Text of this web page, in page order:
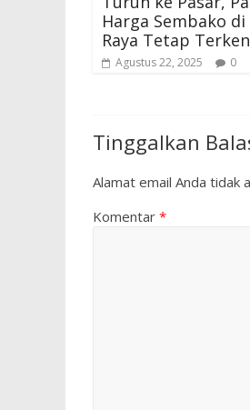
Harga Sembako di
Raya Tetap
Agustus 22, 2025 0
Tinggalkan
Alamat email Anda tidak
Komentar *